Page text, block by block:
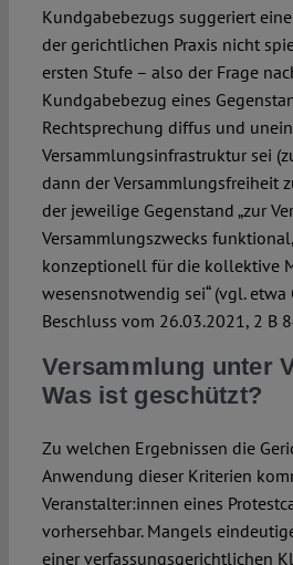
Kundgabebezugs suggeriert
der gerichtlichen Praxis nicht
ersten Stufe – also der Frage
Kundgabebezug eines
Rechtsprechung diffus und
Versammlungsinfrastruktur sei
dann der Versammlungsfreiheit
der jeweilige Gegenstand „zur
Versammlungszwecks
konzeptionell für die kollektive
wesensnotwendig sei“ (vgl. etwa
Beschluss vom 26.03.2021, 2 B
Versammlung unter
Was ist geschützt?
Zu welchen Ergebnissen die
Anwendung dieser Kriterien
Veranstalter:innen eines
vorhersehbar. Mangels
einer verfassungsgerichtlichen